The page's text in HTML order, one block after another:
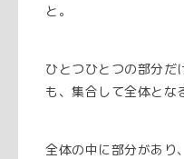
と。
ひとつひとつの部分だ
も、集合して全体とな
全体の中に部分があり